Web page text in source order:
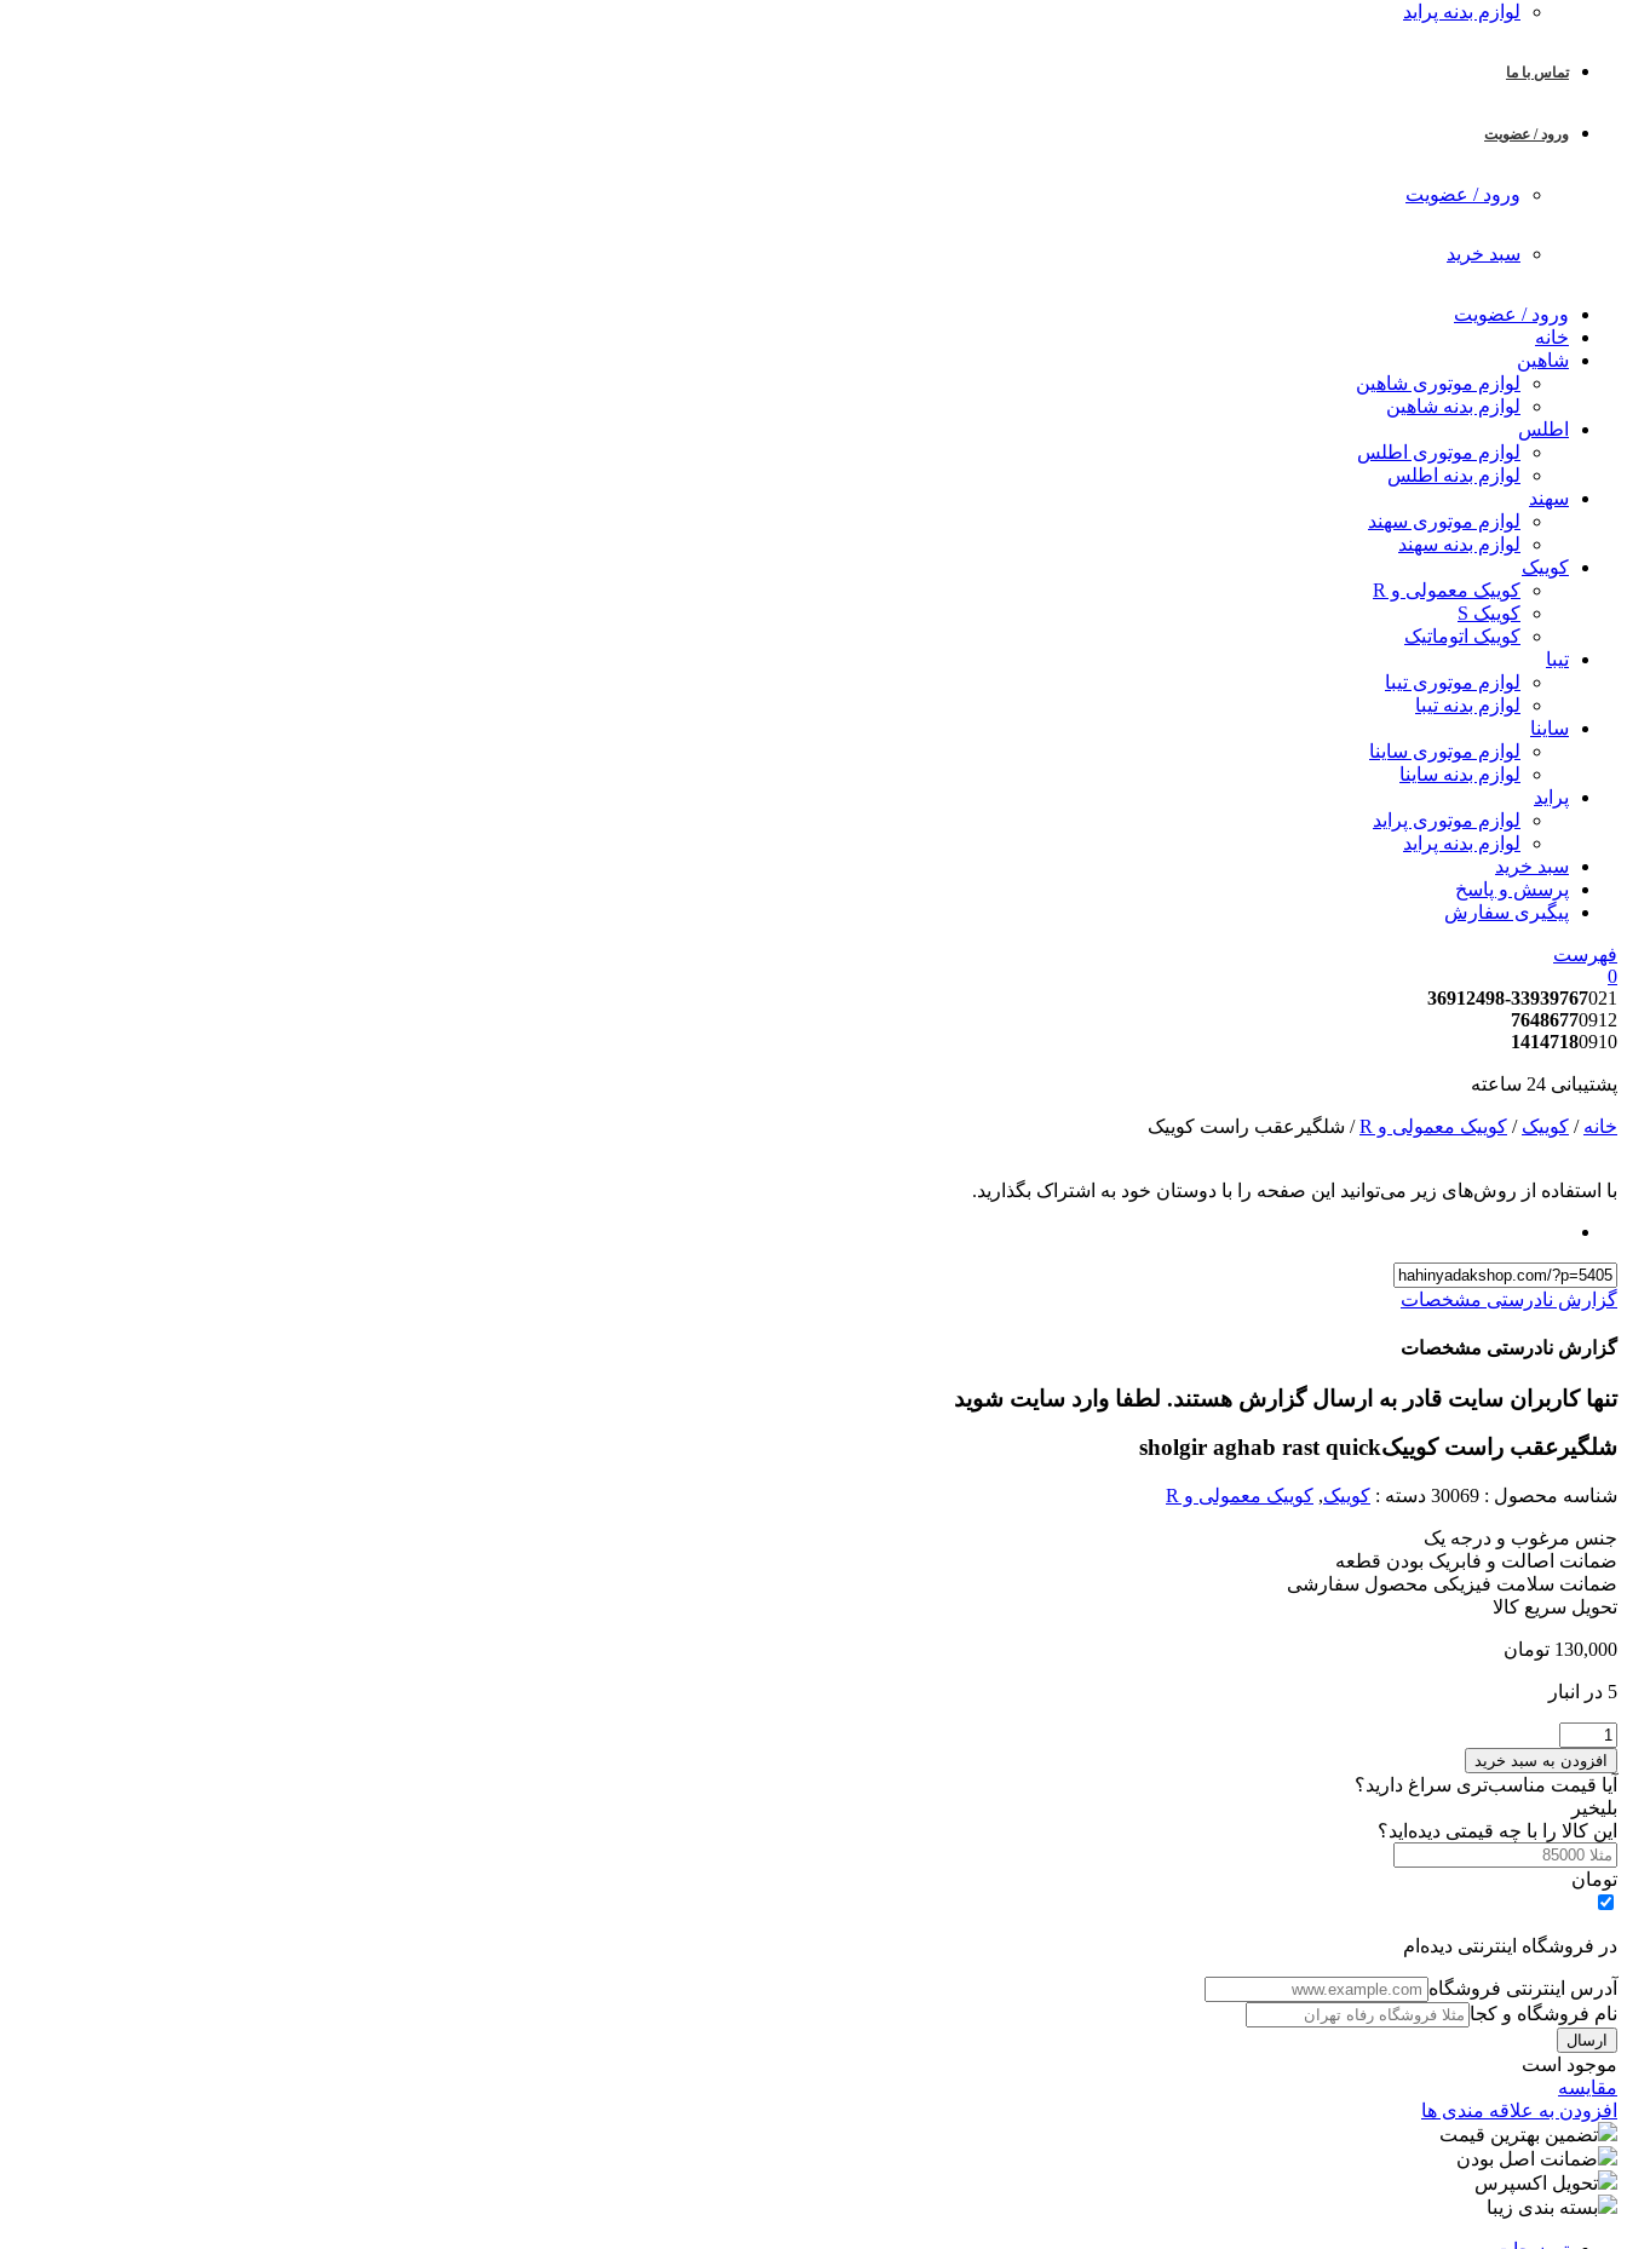
لوازم بدنه پراید
تماس با ما
ورود / عضویت
ورود / عضویت
سبد خرید
ورود / عضویت
خانه
شاهین
لوازم موتوری شاهین
لوازم بدنه شاهین
اطلس
لوازم موتوری اطلس
لوازم بدنه اطلس
سهند
لوازم موتوری سهند
لوازم بدنه سهند
کوییک
کوییک معمولی و R
کوییک S
کوییک اتوماتیک
تیبا
لوازم موتوری تیبا
لوازم بدنه تیبا
ساینا
لوازم موتوری ساینا
لوازم بدنه ساینا
پراید
لوازم موتوری پراید
لوازم بدنه پراید
سبد خرید
پرسش و پاسخ
پیگیری سفارش
فهرست
0
36912498-33939767021
76486770912
14147180910
پشتیبانی 24 ساعته
خانه / کوییک / کوییک معمولی و R / شلگیرعقب راست کوییک
با استفاده از روش‌های زیر می‌توانید این صفحه را با دوستان خود به اشتراک بگذارید.
گزارش نادرستی مشخصات
گزارش نادرستی مشخصات
تنها کاربران سایت قادر به ارسال گزارش هستند. لطفا وارد سایت شوید
شلگیرعقب راست کوییکsholgir aghab rast quick
شناسه محصول : 30069 دسته : کوییک, کوییک معمولی و R
جنس مرغوب و درجه یک
ضمانت اصالت و فابریک بودن قطعه
ضمانت سلامت فیزیکی محصول سفارشی
تحویل سریع کالا
130,000 تومان
5 در انبار
شلگیرعقب
راست
کوییک
عدد
افزودن به سبد خرید
آیا قیمت مناسب‌تری سراغ دارید؟
بلیخیر
این کالا را با چه قیمتی دیده‌اید؟
تومان
در فروشگاه اینترنتی دیده‌ام
آدرس اینترنتی فروشگاه
نام فروشگاه و کجا
موجود است
مقایسه
افزودن به علاقه مندی ها
تضمین بهترین قیمت
ضمانت اصل بودن
تحویل اکسپرس
بسته بندی زیبا